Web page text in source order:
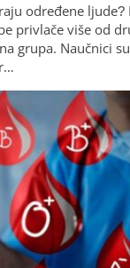
određene ljude?
privlače više od
grupa. Naučnici